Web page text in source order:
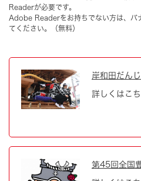
Readerが必要です。
Adobe Readerをお持ちでない方は、バ
てください。（無料）
岸和田だん
詳しくはこち
第45回全国